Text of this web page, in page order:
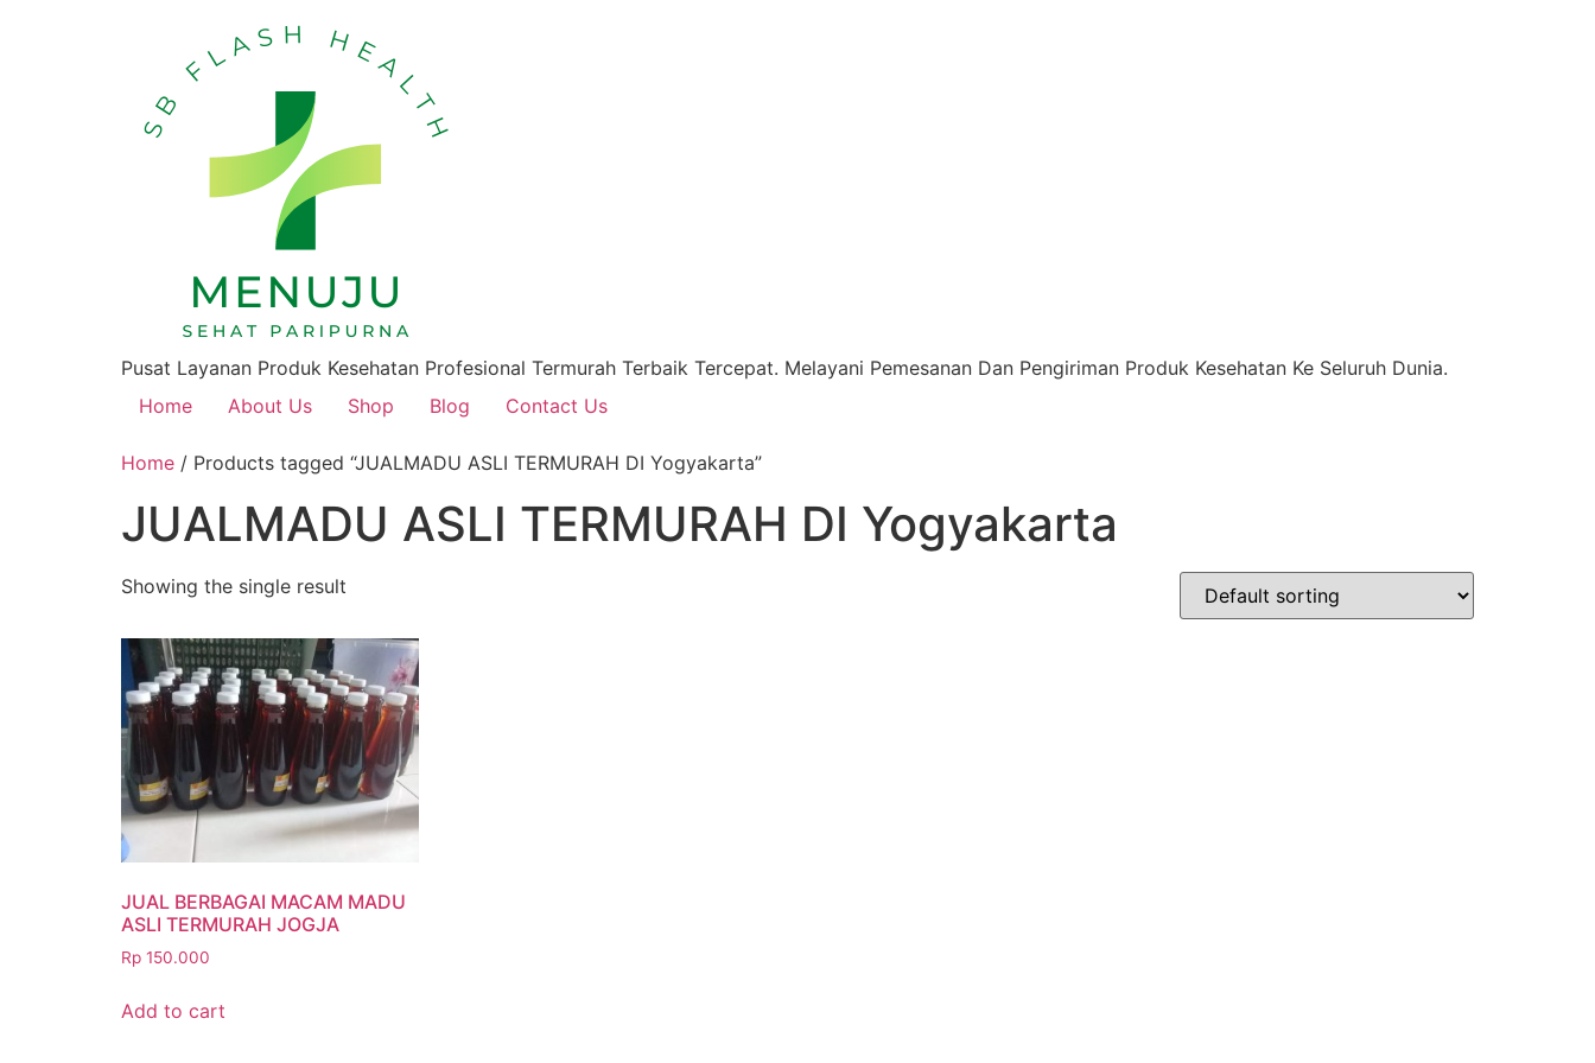
Pusat Layanan Produk Kesehatan Profesional Termurah Terbaik Tercepat. Melayani Pemesanan Dan Pengiriman Produk Kesehatan Ke Seluruh Dunia.
Home
About Us Shop Blog Contact Us
Home / Products tagged “JUALMADU ASLI TERMURAH DI Yogyakarta”
JUALMADU ASLI TERMURAH DI Yogyakarta
Showing the single result
JUAL BERBAGAI MACAM MADU
ASLI TERMURAH JOGJA
Rp 150.000
Add to cart